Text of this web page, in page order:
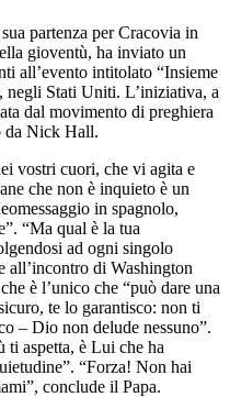
partenza per Cracovia in
gioventù, ha inviato un
all’evento intitolato “Insieme
negli Stati Uniti. L’iniziativa, a
dal movimento di preghiera
da Nick Hall.
vostri cuori, che vi agita e
che non è inquieto è un
in spagnolo,
“Ma qual è la tua
ad ogni singolo
all’incontro di Washington
è l’unico che “può dare una
te lo garantisco: non ti
– Dio non delude nessuno”.
ti aspetta, è Lui che ha
“Forza! Non hai
conclude il Papa.